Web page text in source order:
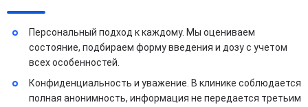
Персональный подход к каждому. Мы оцениваем
состояние, подбираем форму введения и дозу с учетом
всех особенностей.
Конфиденциальность и уважение. В клинике соблюдается
полная анонимность, информация не передается третьим